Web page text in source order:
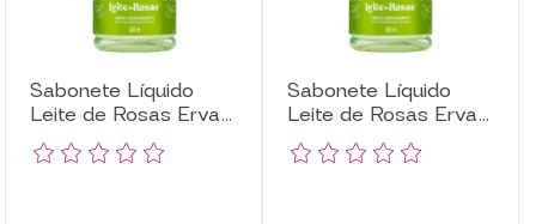
Sabonete Líquido
Leite de Rosas Erva
Doce com 6
Unidades
Sabonete Líquido
Leite de Rosas Erva
Doce com 3
Unidades